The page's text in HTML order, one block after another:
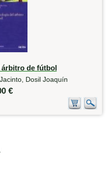
de fútbol
Dosil Joaquín
€